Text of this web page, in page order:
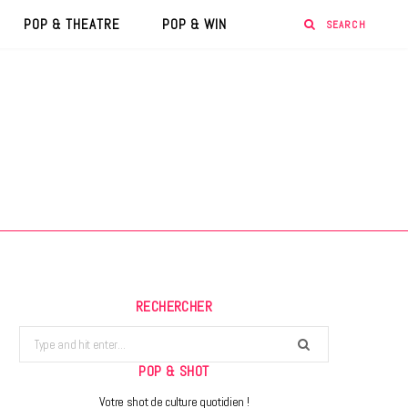
POP & THEATRE POP & WIN
RECHERCHER
Search
for:
POP & SHOT
Votre shot de culture quotidien !